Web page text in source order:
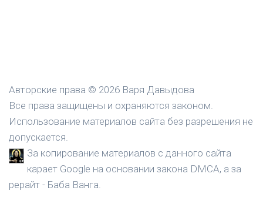
Авторские права © 2026 Варя Давыдова
Все права защищены и охраняются законом.
Использование материалов сайта без разрешения не
допускается.
За копирование материалов с данного сайта
карает Google на основании закона DMCA, а за
рерайт - Баба Ванга.